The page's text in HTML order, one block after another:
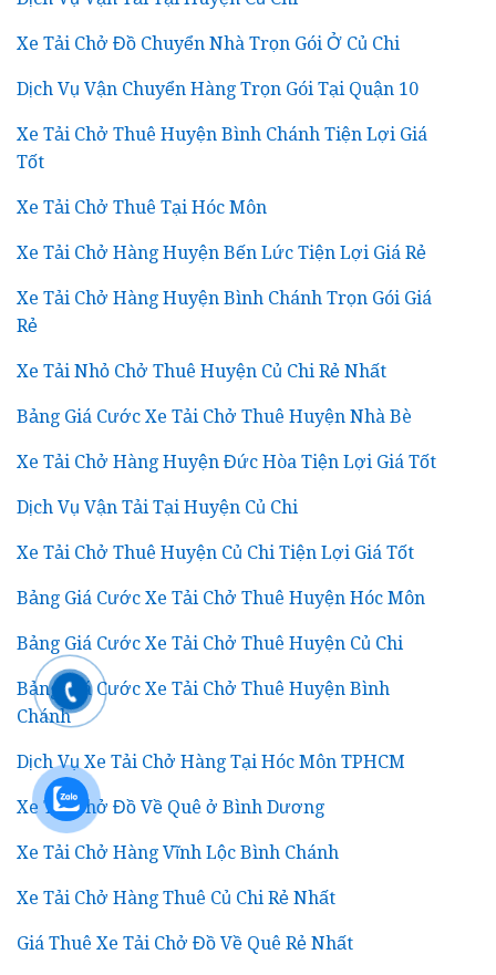
Xe Tải Chở Đồ Chuyển Nhà Trọn Gói Ở Củ Chi
Dịch Vụ Vận Chuyển Hàng Trọn Gói Tại Quận 10
Xe Tải Chở Thuê Huyện Bình Chánh Tiện Lợi Giá
Tốt
Xe Tải Chở Thuê Tại Hóc Môn
Xe Tải Chở Hàng Huyện Bến Lức Tiện Lợi Giá Rẻ
Xe Tải Chở Hàng Huyện Bình Chánh Trọn Gói Giá
Rẻ
Xe Tải Nhỏ Chở Thuê Huyện Củ Chi Rẻ Nhất
Bảng Giá Cước Xe Tải Chở Thuê Huyện Nhà Bè
Xe Tải Chở Hàng Huyện Đức Hòa Tiện Lợi Giá Tốt
Dịch Vụ Vận Tải Tại Huyện Củ Chi
Xe Tải Chở Thuê Huyện Củ Chi Tiện Lợi Giá Tốt
Bảng Giá Cước Xe Tải Chở Thuê Huyện Hóc Môn
Bảng Giá Cước Xe Tải Chở Thuê Huyện Củ Chi
Bảng Giá Cước Xe Tải Chở Thuê Huyện Bình
Chánh
Dịch Vụ Xe Tải Chở Hàng Tại Hóc Môn TPHCM
Xe Tải Chở Đồ Về Quê ở Bình Dương
Xe Tải Chở Hàng Vĩnh Lộc Bình Chánh
Xe Tải Chở Hàng Thuê Củ Chi Rẻ Nhất
Giá Thuê Xe Tải Chở Đồ Về Quê Rẻ Nhất